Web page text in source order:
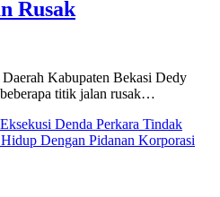
Rusak
Kabupaten Bekasi Dedy
titik jalan rusak…